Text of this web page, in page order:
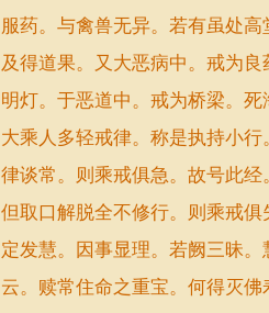
服药。与禽兽无异。若有虽处
及得道果。又大恶病中。戒为
明灯。于恶道中。戒为桥梁。
大乘人多轻戒律。称是执持小
律谈常。则乘戒俱急。故号此
但取口解脱全不修行。则乘戒
定发慧。因事显理。若阙三昧
云。赎常住命之重宝。何得灭